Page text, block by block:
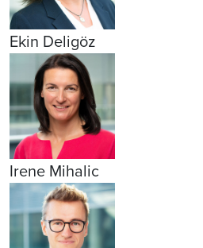
Ekin Deligöz
Irene Mihalic